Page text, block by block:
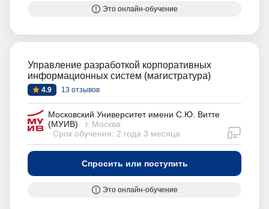
Это онлайн-обучение
Управление разработкой корпоративных
информационных систем (магистратура)
4.9 13 отзывов
Московский Университет имени С.Ю. Витте
(МУИВ)
г. Москва
Срок обучения: 2 года 3 месяца
Спросить или поступить
Это онлайн-обучение